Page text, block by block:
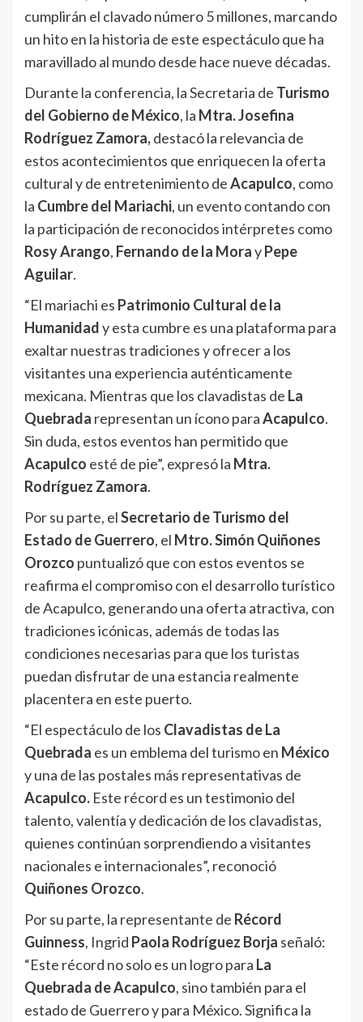
cumplirán el clavado número 5 millones, marcando
un hito en la historia de este espectáculo que ha
maravillado al mundo desde hace nueve décadas.
Durante la conferencia, la Secretaria de Turismo
del Gobierno de México, la Mtra. Josefina
Rodríguez Zamora,destacó la relevancia de
estos acontecimientos que enriquecen la oferta
cultural y de entretenimiento deAcapulco, como
la Cumbre del Mariachi, un evento contando con
la participación de reconocidos intérpretes como
Rosy Arango, Fernando de la MorayPepe
Aguilar.
“El mariachi es Patrimonio Cultural de la
Humanidady esta cumbre es una plataforma para
exaltar nuestras tradiciones y ofrecer a los
visitantes una experiencia auténticamente
mexicana. Mientras que los clavadistas de La
Quebrada representan un ícono paraAcapulco.
Sin duda, estos eventos han permitido que
Acapulco esté de pie”, expresó la Mtra.
Rodríguez Zamora.
Por su parte, elSecretario de Turismo del
Estado de Guerrero, el Mtro. Simón Quiñones
Orozco puntualizó que con estos eventos se
reafirma el compromiso con el desarrollo turístico
de Acapulco, generando una oferta atractiva, con
tradiciones icónicas, además de todas las
condiciones necesarias para que los turistas
puedan disfrutar de una estancia realmente
placentera en este puerto.
“El espectáculo de los Clavadistas de La
Quebrada es un emblema del turismo en México
y una de las postales más representativas de
Acapulco. Este récord es un testimonio del
talento, valentía y dedicación de los clavadistas,
quienes continúan sorprendiendo a visitantes
nacionales e internacionales”, reconoció
Quiñones Orozco.
Por su parte, la representante de Récord
Guinness, Ingrid Paola Rodríguez Borja señaló:
“Este récord no solo es un logro para La
Quebrada de Acapulco, sino también para el
estado de Guerrero y para México. Significa la